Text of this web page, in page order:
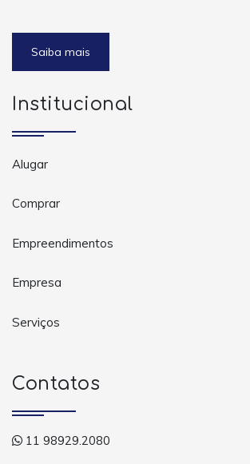
Saiba mais
Institucional
Alugar
Comprar
Empreendimentos
Empresa
Serviços
Contatos
11 98929.2080